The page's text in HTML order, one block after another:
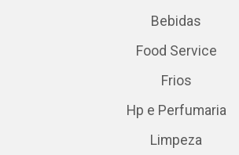
Bebidas
Food Service
Frios
Hp e Perfumaria
Limpeza